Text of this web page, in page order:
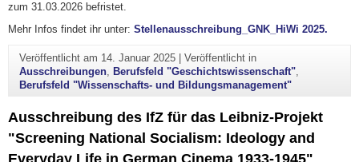
zum 31.03.2026 befristet.
Mehr Infos findet ihr unter: Stellenausschreibung_GNK_HiWi 2025.
Veröffentlicht am 14. Januar 2025| Veröffentlicht in
Ausschreibungen, Berufsfeld "Geschichtswissenschaft",
Berufsfeld "Wissenschafts- und Bildungsmanagement"
Ausschreibung des IfZ für das Leibniz-Projekt
"Screening National Socialism: Ideology and
Everyday Life in German Cinema 1933-1945"